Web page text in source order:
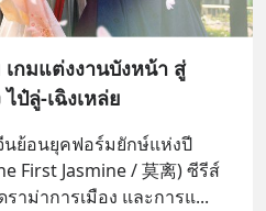
เกมแต่งงานบังหน้า สู่
ป๋ลู่-เฉิงเหล่ย
นย้อนยุคฟอร์มยักษ์แห่งปี
First Jasmine / 莫离) ซีรีส์
าม่าการเมือง และการแ